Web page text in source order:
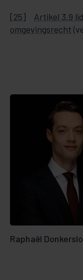
[25]
Artikel 3.9
omgevingsrecht
Raphaël